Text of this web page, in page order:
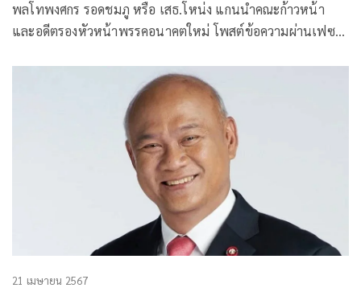
พลโทพงศกร รอดชมภู หรือ เสธ.โหน่ง แกนนำคณะก้าวหน้า
และอดีตรองหัวหน้าพรรคอนาคตใหม่ โพสต์ข้อความผ่านเฟซบุ๊
ใครคัดค้านเป็นพวกขวาจัดคลั่งชาติ
21 เมษายน 2567